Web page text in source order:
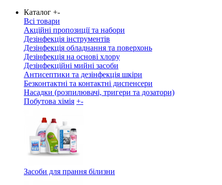
Каталог +-
Всі товари
Акційні пропозиції та набори
Дезінфекція інструментів
Дезінфекція обладнання та поверхонь
Дезінфекція на основі хлору
Дезінфекційні мийні засоби
Антисептики та дезінфекція шкіри
Безконтактні та контактні диспенсери
Насадки (розпилювачі, тригери та дозатори)
Побутова хімія +-
Засоби для прання білизни